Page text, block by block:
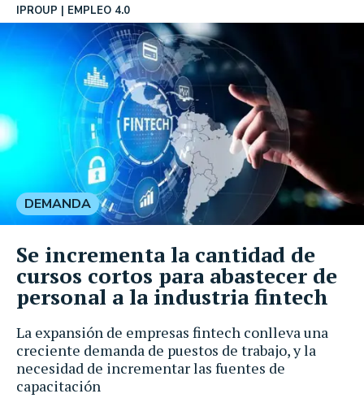
La expansión de empresas fintech conlleva una
creciente demanda de puestos de trabajo, y la
necesidad de incrementar las fuentes de
capacitación
IPROUP EMPLEO 4.0
DEMANDA
Se incrementa la cantidad de
cursos cortos para abastecer de
personal a la industria fintech